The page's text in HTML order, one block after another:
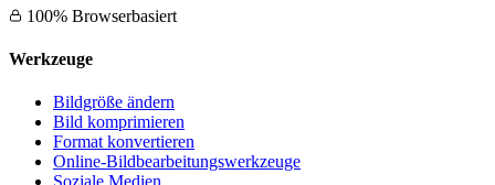
100% Browserbasiert
Werkzeuge
Bildgröße ändern
Bild komprimieren
Format konvertieren
Online-Bildbearbeitungswerkzeuge
Soziale Medien